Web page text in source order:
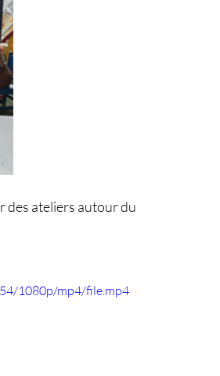
des ateliers autour du
1080p/mp4/file.mp4